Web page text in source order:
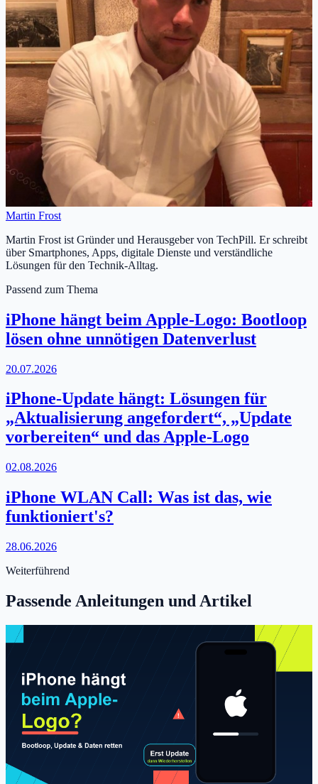
Martin Frost
Martin Frost ist Gründer und Herausgeber von TechPill. Er schreibt
über Smartphones, Apps, digitale Dienste und verständliche
Lösungen für den Technik-Alltag.
Passend zum Thema
iPhone hängt beim Apple-Logo: Bootloop
lösen ohne unnötigen Datenverlust
20.07.2026
iPhone-Update hängt: Lösungen für
„Aktualisierung angefordert“, „Update
vorbereiten“ und das Apple-Logo
02.08.2026
iPhone WLAN Call: Was ist das, wie
funktioniert's?
28.06.2026
Weiterführend
Passende Anleitungen und Artikel